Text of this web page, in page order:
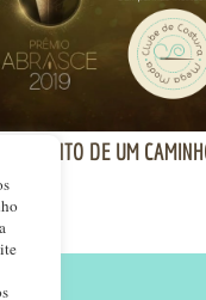
DE UM